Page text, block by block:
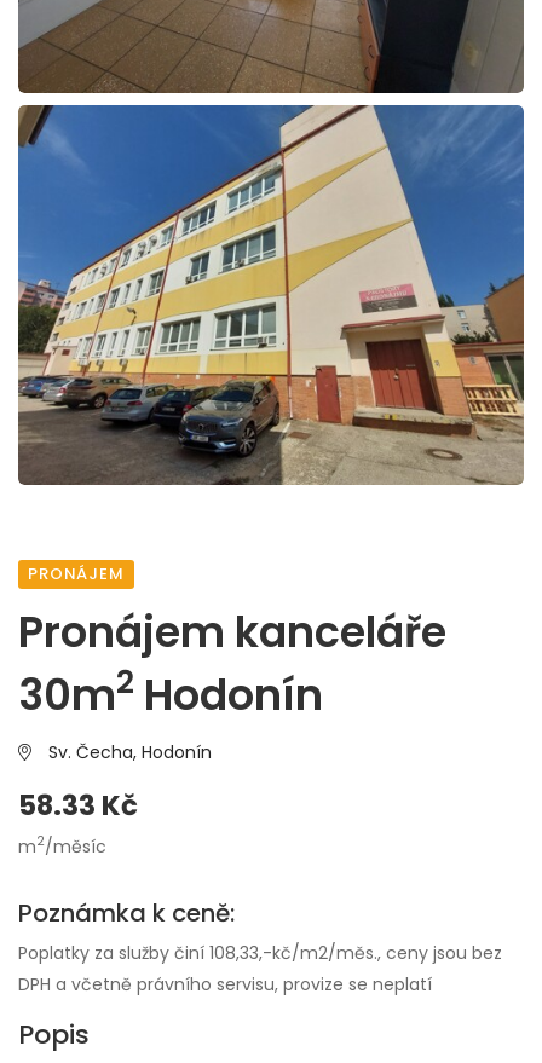
PRONÁJEM
Pronájem kanceláře
30m2 Hodonín
Sv. Čecha, Hodonín
58.33 Kč
m2/měsíc
Poznámka k ceně:
Poplatky za služby činí 108,33,-kč/m2/měs., ceny jsou bez
DPH a včetně právního servisu, provize se neplatí
Popis